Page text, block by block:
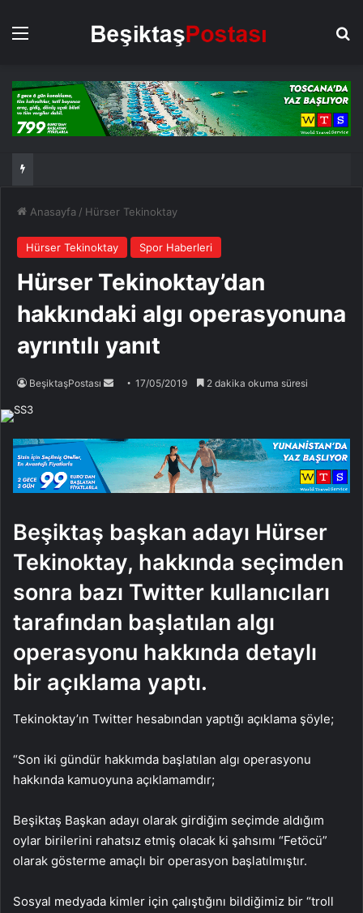
Menü
Anasayfa / Hürser Tekinoktay
Hürser Tekinoktay Spor Haberleri
Hürser Tekinoktay’dan
hakkındaki algı operasyonuna
ayrıntılı yanıt
BeşiktaşPostası
Bir
göndermek
17/05/2019 2 dakika okuma süresi
Beşiktaş başkan adayı Hürser
Tekinoktay, hakkında seçimden
sonra bazı Twitter kullanıcıları
tarafından başlatılan algı
operasyonu hakkında detaylı
bir açıklama yaptı.
Tekinoktay’ın Twitter hesabından yaptığı açıklama şöyle;
“Son iki gündür hakkımda başlatılan algı operasyonu
hakkında kamuoyuna açıklamamdır;
Beşiktaş Başkan adayı olarak girdiğim seçimde aldığım
oylar birilerini rahatsız etmiş olacak ki şahsımı “Fetöcü”
olarak gösterme amaçlı bir operasyon başlatılmıştır.
Sosyal medyada kimler için çalıştığını bildiğimiz bir “troll